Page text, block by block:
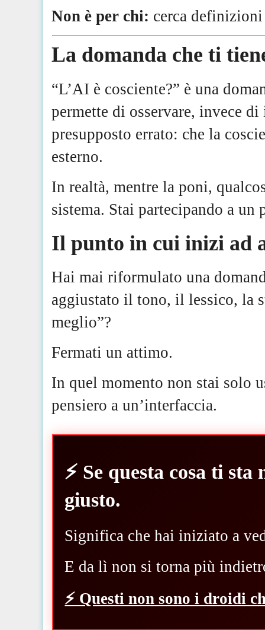
Non è per chi: cerca
La domanda che ti
“L’AI è cosciente?” è una
permette di osservare, invece
presupposto errato: che la
esterno.
In realtà, mentre la poni,
sistema. Stai partecipando a un
Il punto in cui inizi ad
Hai mai riformulato una
aggiustato il tono, il lessico, la
meglio”?
Fermati un attimo.
In quel momento non stai solo
pensiero a un’interfaccia.
⚡️ Se questa cosa ti
giusto.
Significa che hai iniziato a
E da lì non si torna più
⚡️ Questi non sono i droidi